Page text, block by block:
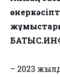
– 2023